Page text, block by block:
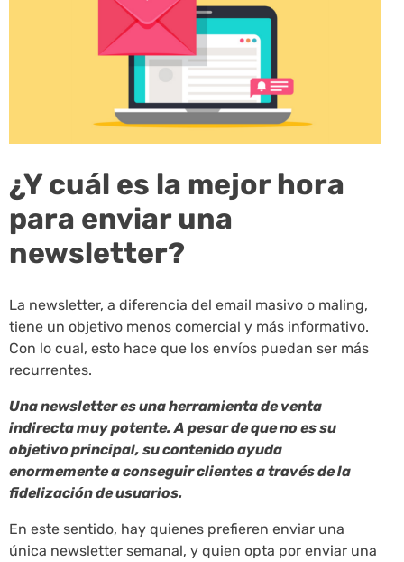
¿Y cuál es la mejor hora
para enviar una
newsletter?
La newsletter, a diferencia del email masivo o maling,
tiene un objetivo menos comercial y más informativo.
Con lo cual, esto hace que los envíos puedan ser más
recurrentes.
Una newsletter es una herramienta de venta
indirecta muy potente. A pesar de que no es su
objetivo principal, su contenido ayuda
enormemente a conseguir clientes a través de la
fidelización de usuarios.
En este sentido, hay quienes prefieren enviar una
única newsletter semanal, y quien opta por enviar una